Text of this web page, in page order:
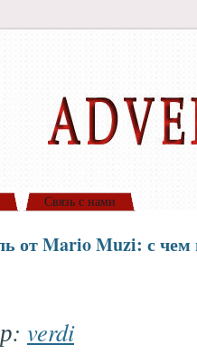
Связь с нами
от Mario Muzi: с чем
verdi